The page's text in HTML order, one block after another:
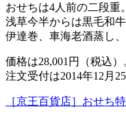
おせちは4人前の二段重。
浅草今半からは黒毛和
伊達巻、車海老酒蒸し
価格は28,001円（税込）
注文受付は2014年12月
［京王百貨店］おせち